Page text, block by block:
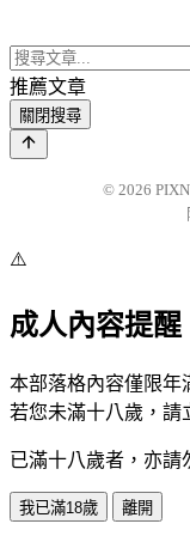
推薦文章
關閉搜尋
© 2026
⚠️
成人內容提醒
本部落格內容僅限年
若您未滿十八歲，請
已滿十八歲者，亦請
我已滿18歲 離開